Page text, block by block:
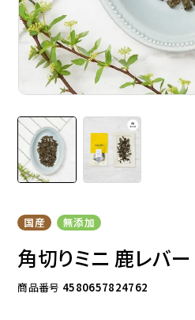
ドッグフード
国産 無添加
角切りミニ 鹿レバ
商品番号 4580657824762